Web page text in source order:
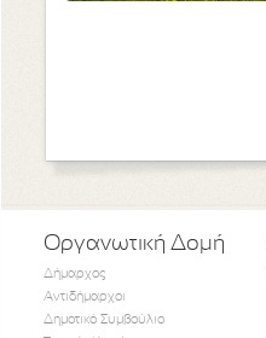
Οργανωτική Δομή
Δήμαρχος
Αντιδήμαρχοι
Δημοτικό Συμβούλιο